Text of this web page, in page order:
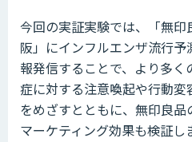
今回の実証実験では、「無
阪」にインフルエンザ流行
報発信することで、より多
症に対する注意喚起や行動変
をめざすとともに、無印良品
マーケティング効果も検証し